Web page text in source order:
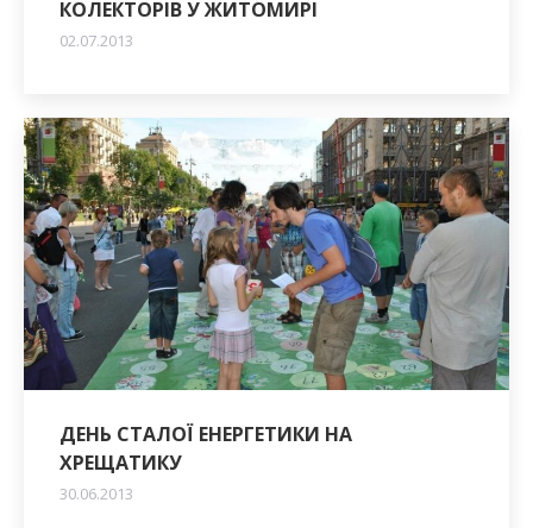
КОЛЕКТОРІВ У ЖИТОМИРІ
02.07.2013
ДЕНЬ СТАЛОЇ ЕНЕРГЕТИКИ НА
ХРЕЩАТИКУ
30.06.2013